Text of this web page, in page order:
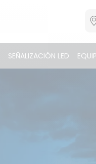
SEÑALIZACIÓN LED